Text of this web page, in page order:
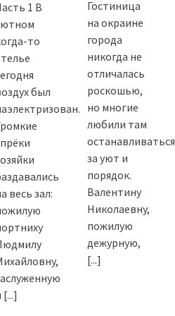
1 В
то
был
весь зал:
[...]
Гостиница
на окраине
города
никогда не
отличалась
роскошью,
но многие
любили там
останавливаться
за уют и
порядок.
Валентину
Николаевну,
пожилую
дежурную,
[...]